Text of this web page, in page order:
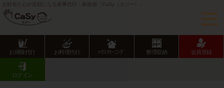
お財布と心が笑顔になる家事代行・家政婦「CaSy（カジー）」
お掃除代行 お料理代行 ﾊｳｽｸﾘｰﾆﾝｸﾞ 整理収納 会員登録
ログイン
CaSy TOP
大東市の家事代行･家政婦サービス